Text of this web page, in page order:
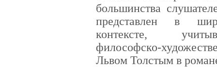
большинства
представлен в
контексте,
философско-
Львом Толстым в